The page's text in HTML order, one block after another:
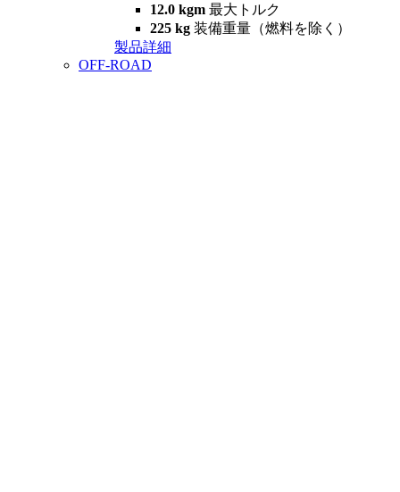
12.0 kgm 最大トルク
225 kg 装備重量（燃料を除く）
製品詳細
OFF-ROAD